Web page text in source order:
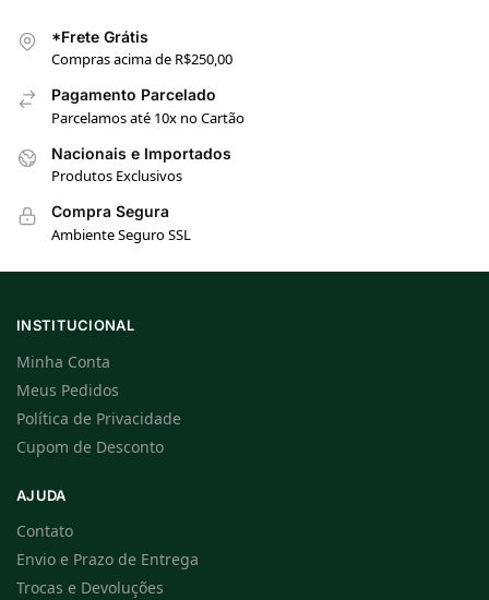
*Frete Grátis
Compras acima de R$250,00
Pagamento Parcelado
Parcelamos até 10x no Cartão
Nacionais e Importados
Produtos Exclusivos
Compra Segura
Ambiente Seguro SSL
INSTITUCIONAL
Minha Conta
Meus Pedidos
Política de Privacidade
Cupom de Desconto
AJUDA
Contato
Envio e Prazo de Entrega
Trocas e Devoluções